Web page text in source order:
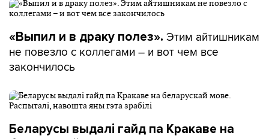
«Выпил и в драку полез». Этим айтишникам
не повезло с коллегами – и вот чем все
закончилось
Беларусы выдалі гайд па Кракаве на